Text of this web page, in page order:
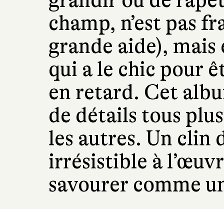
champ, n’est pas
grande aide),
qui a le chic pour
en retard. Cet
de détails tous
les autres. Un clin
irrésistible à
savourer comme